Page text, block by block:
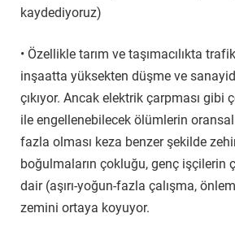
kaydediyoruz)
• Özellikle tarım ve taşımacılıkta
inşaatta yüksekten düşme ve
çıkıyor. Ancak elektrik çarpması gibi
ile engellenebilecek ölümlerin
fazla olması keza benzer şekilde
boğulmaların çokluğu, genç işçilerin
dair (aşırı-yoğun-fazla çalışma,
zemini ortaya koyuyor.